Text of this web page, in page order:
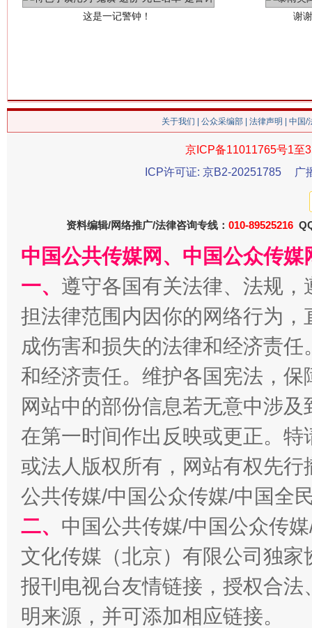
今
习近平的博鳌关键词
“刷贴”乱象丛生
生
关于我们 公众采编部 法律声明 | 中国
京ICP备11011765号1至
ICP许可证: 京B2-20251785
广
资料编辑/网络推广/法律咨询专线： 010-89525216
中国公共传媒网、中国公众传
一、 遵守各国有关法律、法规
担法律范围内因你的网络行为
成伤害和损失的法律和经济责
和经济责任。维护各国宪法，
网站中的部份信息若无意中涉
在第一时间作出反映或更正。
或法人版权所有，网站有权先
公共传媒/中国公众传媒/中国全
二、 中国公共传媒/中国公众传
文化传媒（北京）有限公司独
报刊电视台友情链接，授权合
明来源，并可添加相应链接。